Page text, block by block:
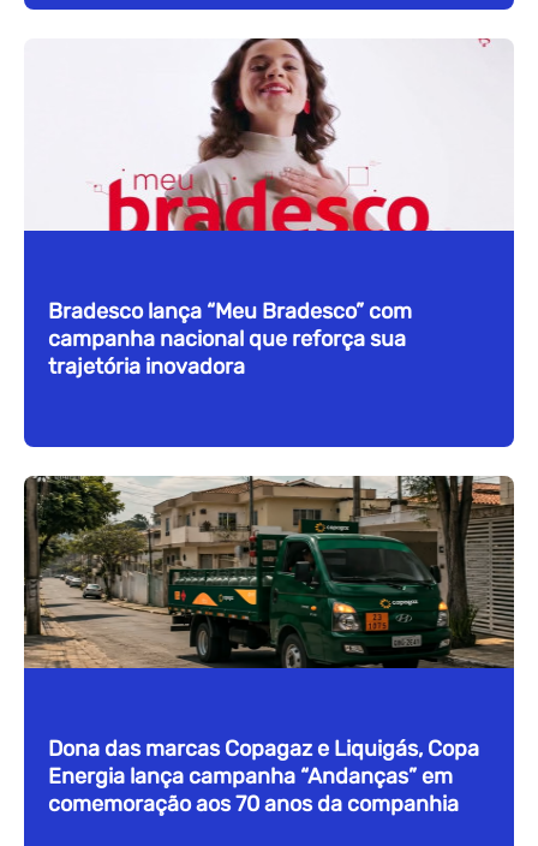
Bradesco lança “Meu Bradesco” com
campanha nacional que reforça sua
trajetória inovadora
Dona das marcas Copagaz e Liquigás, Copa
Energia lança campanha “Andanças” em
comemoração aos 70 anos da companhia